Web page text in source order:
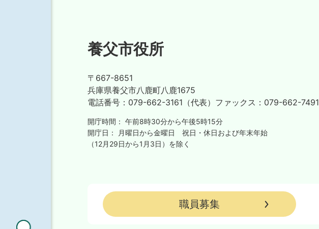
養父市役所
〒667-8651
兵庫県養父市八鹿町八鹿1675
電話番号： 079-662-3161（代表） ファックス： 079-662-7491
開庁時間： 午前8時30分から午後5時15分
開庁日：
月曜日から金曜日
祝日・休日および年末年始
（12月29日から1月3日）を除く
職員募集